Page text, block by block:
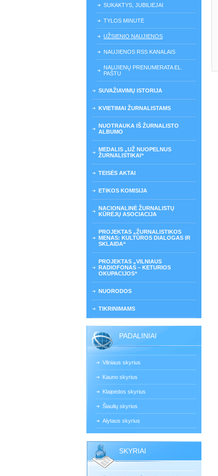
SUKAKTYS, JUBILIEJAI
TYLOS MINUTĖ
UŽSIENIO NAUJIENOS
NAUJIENOS RSS KANALAIS
NAUJIENŲ PRENUMERATA EL.
PAŠTU
SUVAŽIAVIMŲ ISTORIJA
KVIETIMAI ŽURNALISTAMS
NUOTRAUKA IŠ ŽURNALISTO
ALBUMO
MEDALIS „UŽ NUOPELNUS
ŽURNALISTIKAI“
TEISĖS AKTAI
ETIKOS KOMISIJA
NACIONALINĖ ŽURNALISTŲ
KŪRĖJŲ ASOCIACIJA
PROJEKTAS „ŽURNALISTIKOS
MENAS: KULTŪROS DIALOGAS IR
SKLAIDA“
PROJEKTAS „VILNIAUS
RADIOFONAS – KETURIOS
OKUPACIJOS“
NUORODOS
TIKRINIMAMS
PADALINIAI
Vilniaus skyrius
Kauno skyrius
Klaipėdos skyrius
Šiaulių skyrius
Alytaus skyrius
SKYRIAI